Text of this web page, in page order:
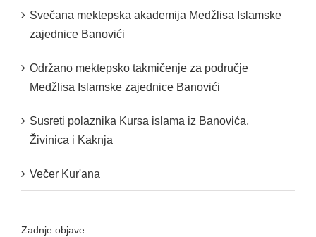
Svečana mektepska akademija Medžlisa Islamske
zajednice Banovići
Održano mektepsko takmičenje za područje
Medžlisa Islamske zajednice Banovići
Susreti polaznika Kursa islama iz Banovića,
Živinica i Kaknja
Večer Kur'ana
Zadnje objave